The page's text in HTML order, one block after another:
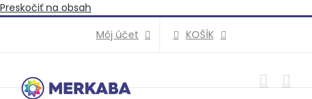
Preskočiť na obsah
Môj účet
KOŠÍK